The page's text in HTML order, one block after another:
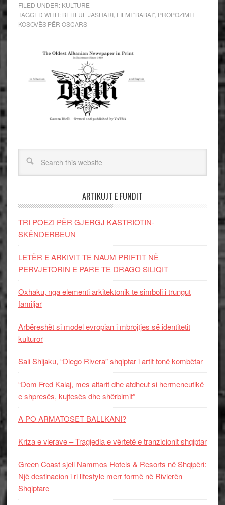
FILED UNDER: KULTURE
TAGGED WITH: BEHLUL JASHARI, FILMI "BABAI", PROPOZIMI I
KOSOVËS PËR OSCARS
ARTIKUJT E FUNDIT
TRI POEZI PËR GJERGJ KASTRIOTIN-
SKËNDERBEUN
LETËR E ARKIVIT TE NAUM PRIFTIT NË
PERVJETORIN E PARE TE DRAGO SILIQIT
Oxhaku, nga elementi arkitektonik te simboli i trungut
familjar
Arbëreshët si model evropian i mbrojtjes së identitetit
kulturor
Sali Shijaku, “Diego Rivera” shqiptar i artit tonë kombëtar
“Dom Fred Kalaj, mes altarit dhe atdheut si hermeneutikë
e shpresës, kujtesës dhe shërbimit”
A PO ARMATOSET BALLKANI?
Kriza e vlerave – Tragjedia e vërtetë e tranzicionit shqiptar
Green Coast sjell Nammos Hotels & Resorts në Shqipëri:
Një destinacion i ri lifestyle merr formë në Rivierën
Shqiptare